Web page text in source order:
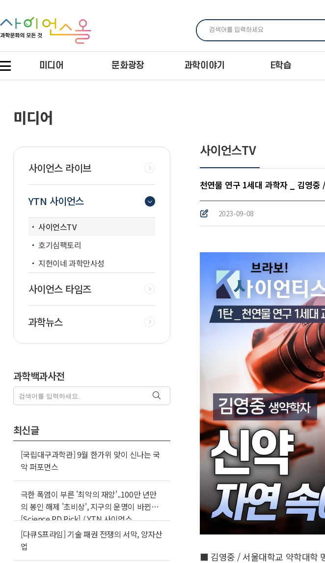
미디어 문화광장 과학이야기 E학습
사이언스TV
미디어
사이언스 라이브
YTN 사이언스
사이언스TV
호기심팩토리
지헌이네 과학만사성
사이언스 타임즈
과학뉴스
과학백과사전
최신글
[국립대구과학관] 9월 한가위 맞이 신나는 국
악 퍼포먼스
극한 폭염이 부른 '최악의 재앙'..100만 년만
의 봉인 해제 '초비상', 지구의 운명이 바뀐다
[Science PD Pick] / YTN 사이언스
[다큐S프라임] 기술 패권 전쟁의 서막, 양자산
업
천연물 연구 1세대 과학자 _ 김영
2023-09-08
■ 김영중 / 서울대학교 약학대학